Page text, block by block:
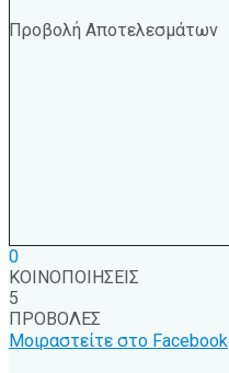
Προβολή Αποτελεσμάτων
0
ΚΟΙΝΟΠΟΙΗΣΕΙΣ
5
ΠΡΟΒΟΛΕΣ
Μοιραστείτε στο Facebook